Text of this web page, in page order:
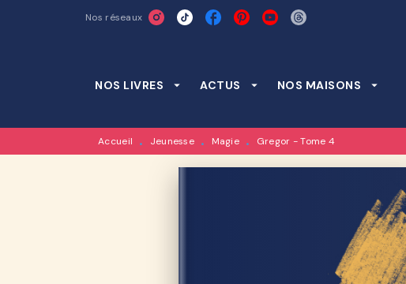
RECHERCHE CONTENU
Nos réseaux
NOS LIVRES arrow_drop_down ACTUS arrow_drop_down NOS MAISONS arrow_drop_down
Accueil • Jeunesse • Magie • Gregor - Tome 4